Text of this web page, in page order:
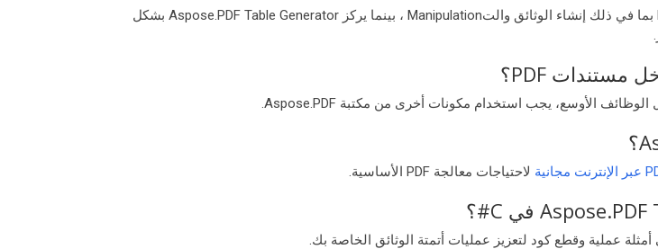
Aspose.PDF لـ .NET هو واجهة برمجة تطبيقات شاملة لمجموعة كاملة من مهام PDF بما في ذلك إنشاء الوثائق والتManipulation ، بينما يركز Aspose.PDF Table Generator بشكل
لاحتياجات معالجة PDF الأساسية.
عملية وقطع كود لتعزيز عمليات أتمتة الوثائق الخاصة بك.